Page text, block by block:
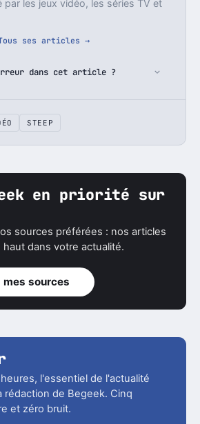
par les jeux vidéo, les séries TV et
ses articles →
dans cet article ?
STEEP
en priorité sur
sources préférées : nos articles
dans votre actualité.
mes sources
l'essentiel de l'actualité
rédaction de Begeek. Cinq
et zéro bruit.